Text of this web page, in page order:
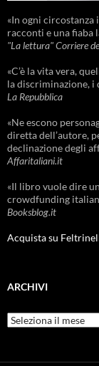
«In ogni circostanza
racconti e una fiaba
"La lettura" Corriere
«C’è la vita vera,
la discriminazione,
La Repubblica
«Ne escono
diretta dell’autore,
declinazione degli
Affaritaliani.it
«Il libro vuole dire
crowdfunding
Booksblog.it
Acquista su
ARCHIVI
Archivi